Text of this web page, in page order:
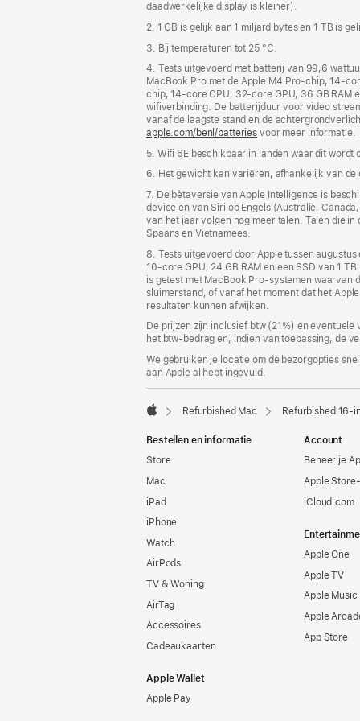
daadwerkelijke display is kleiner).
2. 1 GB is gelijk aan 1 miljard bytes en 1 TB is
3. Bij temperaturen tot 25 °C.
4. Tests uitgevoerd met batterij van 99,6
MacBook Pro met de Apple M4 Pro-chip,
chip, 14‑core CPU, 32‑core GPU, 36 GB RAM
wifiverbinding. De batterijduur voor video
vanaf de laagste stand en de
apple.com/benl/batteries voor meer informatie.
5. Wifi 6E beschikbaar in landen waar dit wordt
6. Het gewicht kan variëren, afhankelijk van
7. De bètaversie van Apple Intelligence is
device en van Siri op Engels (Australië,
van het jaar volgen nog meer talen. Talen die
Spaans en Vietnamees.
8. Tests uitgevoerd door Apple tussen
10‑core GPU, 24 GB RAM en een SSD van 1
is getest met MacBook Pro-systemen waarvan
sluimerstand, of vanaf het moment dat het
resultaten kunnen afwijken.
De prijzen zijn inclusief btw (21%) en
het btw-bedrag en, indien van toepassing, de
We gebruiken je locatie om de bezorgopties
aan Apple al hebt ingevuld.
Refurbished Mac Refurbished
Bestellen en informatie
Store
Mac
iPad
iPhone
Watch
AirPods
TV & Woning
AirTag
Accessoires
Cadeaukaarten
Apple Wallet
Apple Pay
Account
Beheer je
Apple
iCloud.com
Apple One
Apple TV
Apple Music
Apple
App Store